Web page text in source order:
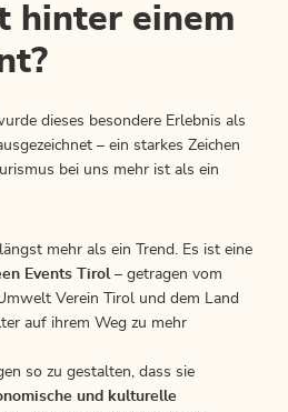
hinter einem
dieses besondere Erlebnis als
– ein starkes Zeichen
bei uns mehr ist als ein
mehr als ein Trend. Es ist eine
Events Tirol– getragen vom
Verein Tirol und dem Land
auf ihrem Weg zu mehr
so zu gestalten, dass sie
und kulturelle